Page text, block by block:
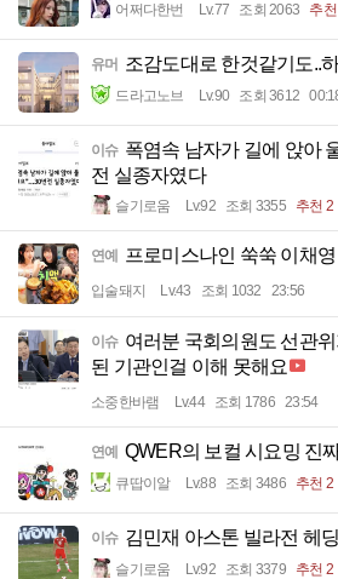
어쩌다한번 Lv.77 조회 2063 추
유머 조감도대로 한것같기도..
드라고노브 Lv.90 조회 3612
이슈 폭염속 남자가 길에 앉아
전 실종자였다
슬기로움 Lv.92 조회 3355 추천 2
연예 프로미스나인 쑥쑥 이채
입술돼지 Lv.43 조회 1032 23:56
이슈 여러분 국회의원도 선관
된 기관인걸 이해 못해요
소중한바램 Lv.44 조회 1786 23:54
연예 QWER의 보컬 시요밍 진
큐땁이알 Lv.88 조회 3486 추천 2
이슈 김민재 아스톤 빌라전 헤
슬기로움 Lv.92 조회 3379 추천 2